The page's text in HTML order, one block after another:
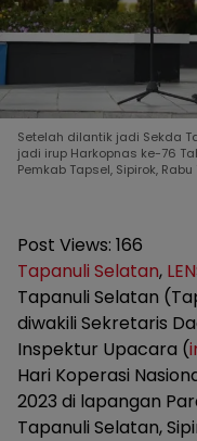
Setelah dilantik jadi Sekda
jadi irup Harkopnas ke-76
Pemkab Tapsel, Sipirok,
Post Views: 166
Tapanuli Selatan,
Tapanuli Selatan
diwakili Sekretaris
Inspektur Upacara (
Hari Koperasi
2023 di lapangan
Tapanuli Selatan,